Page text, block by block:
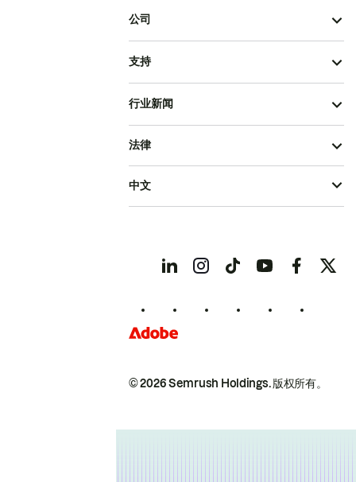
公司
支持
行业新闻
© 2026 Semrush Holdings.版权所有。
法律
中文